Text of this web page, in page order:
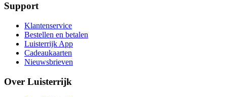
Support
Klantenservice
Bestellen en betalen
Luisterrijk App
Cadeaukaarten
Nieuwsbrieven
Over Luisterrijk